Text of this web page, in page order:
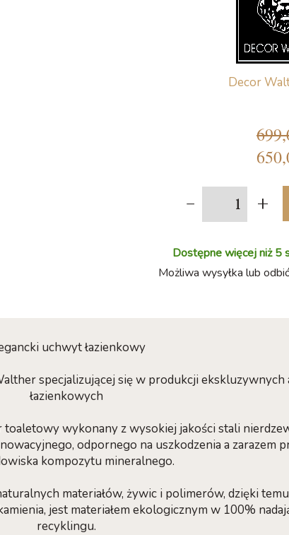
Decor
- +
Dostępne więcej niż 5
Możliwa wysyłka lub
uchwyt łazienkowy
specjalizującej się w produkcji ekskluzywnych
łazienkowych
toaletowy wykonany z wysokiej jakości stali
odpornego na uszkodzenia a zarazem
kompozytu mineralnego.
materiałów, żywic i polimerów, dzięki
jest materiałem ekologicznym w 100%
recyklingu.